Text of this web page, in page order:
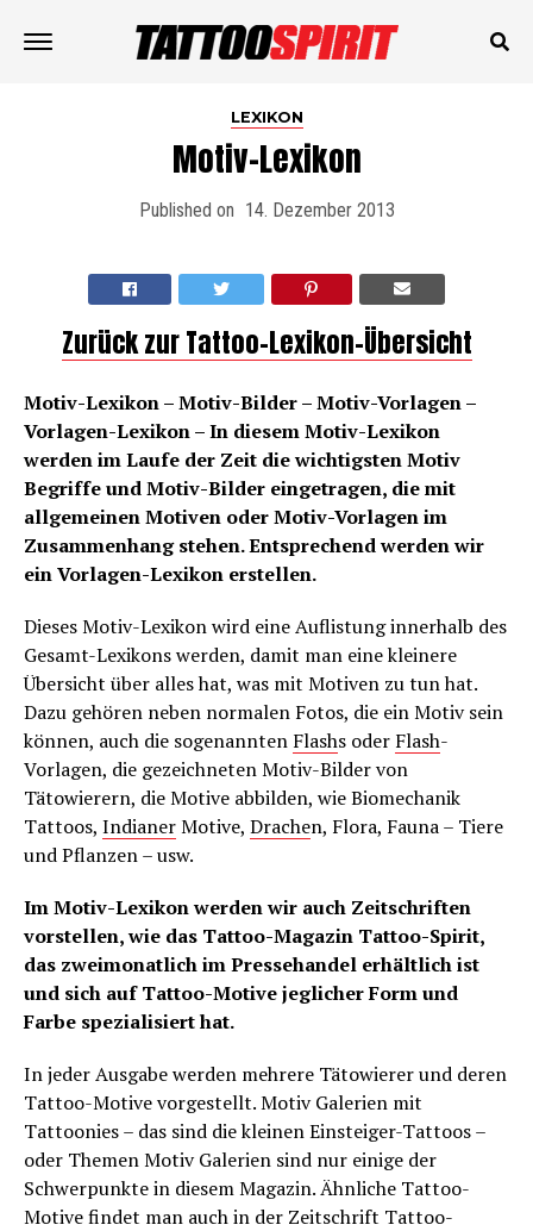
LEXIKON
Motiv-Lexikon
Published on 14. Dezember 2013
Zurück zur Tattoo-Lexikon-Übersicht
Motiv-Lexikon – Motiv-Bilder – Motiv-Vorlagen –
Vorlagen-Lexikon – In diesem Motiv-Lexikon
werden im Laufe der Zeit die wichtigsten Motiv
Begriffe und Motiv-Bilder eingetragen, die mit
allgemeinen Motiven oder Motiv-Vorlagen im
Zusammenhang stehen. Entsprechend werden wir
ein Vorlagen-Lexikon erstellen.
Dieses Motiv-Lexikon wird eine Auflistung innerhalb des
Gesamt-Lexikons werden, damit man eine kleinere
Übersicht über alles hat, was mit Motiven zu tun hat.
Dazu gehören neben normalen Fotos, die ein Motiv sein
können, auch die sogenannten Flashs oder Flash-
Vorlagen, die gezeichneten Motiv-Bilder von
Tätowierern, die Motive abbilden, wie Biomechanik
Tattoos, IndianerMotive, Drachen, Flora, Fauna – Tiere
und Pflanzen – usw.
Im Motiv-Lexikon werden wir auch Zeitschriften
vorstellen, wie das Tattoo-Magazin Tattoo-Spirit,
das zweimonatlich im Pressehandel erhältlich ist
und sich auf Tattoo-Motive jeglicher Form und
Farbe spezialisiert hat.
In jeder Ausgabe werden mehrere Tätowierer und deren
Tattoo-Motive vorgestellt. Motiv Galerien mit
Tattoonies – das sind die kleinen Einsteiger-Tattoos –
oder Themen Motiv Galerien sind nur einige der
Schwerpunkte in diesem Magazin. Ähnliche Tattoo-
Motive findet man auch in der Zeitschrift Tattoo-